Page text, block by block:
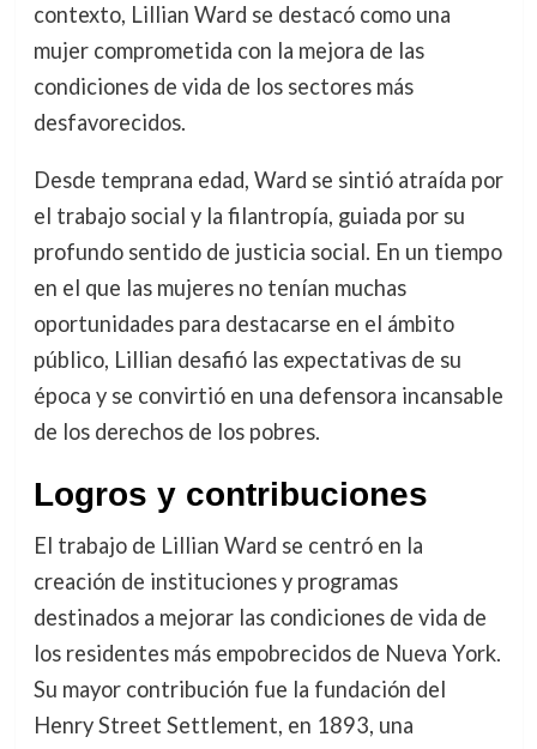
contexto, Lillian Ward se destacó como una
mujer comprometida con la mejora de las
condiciones de vida de los sectores más
desfavorecidos.
Desde temprana edad, Ward se sintió atraída por
el trabajo social y la filantropía, guiada por su
profundo sentido de justicia social. En un tiempo
en el que las mujeres no tenían muchas
oportunidades para destacarse en el ámbito
público, Lillian desafió las expectativas de su
época y se convirtió en una defensora incansable
de los derechos de los pobres.
Logros y contribuciones
El trabajo de Lillian Ward se centró en la
creación de instituciones y programas
destinados a mejorar las condiciones de vida de
los residentes más empobrecidos de Nueva York.
Su mayor contribución fue la fundación del
Henry Street Settlement, en 1893, una